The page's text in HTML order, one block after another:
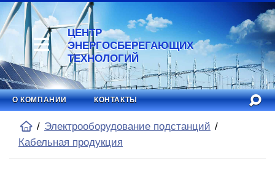
ЦЕНТР
ЭНЕРГОСБЕРЕГАЮЩИХ
ТЕХНОЛОГИЙ
О КОМПАНИИ КОНТАКТЫ
Электрооборудование подстанций
Кабельная продукция